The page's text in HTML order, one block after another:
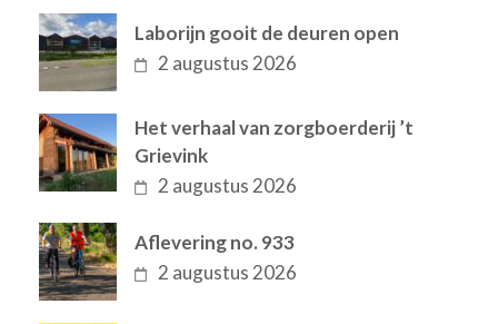
Laborijn gooit de deuren open
2 augustus 2026
Het verhaal van zorgboerderij ’t
Grievink
2 augustus 2026
Aflevering no. 933
2 augustus 2026